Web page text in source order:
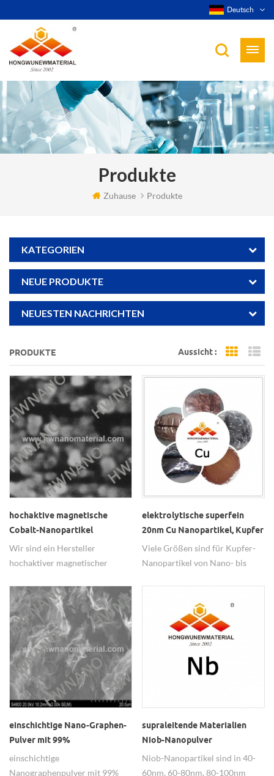
Deutsch
Produkte
Zuhause Produkte
KATEGORIEN
NEUE PRODUKTE
NEUESTEN NACHRICHTEN
PRODUKTE Aussicht : Grid
hochaktive magnetische
Cobalt-Nanopartikel
Wir sind ein Hersteller
hochaktiver magnetischer
elektrolytische superfein
20nm Cu Nanopartikel, Kupfer
Nanopulver in der Chemikalie
Viele Größen sind für Kupfer-
Nanopartikel von Nano- bis
einschichtige Nano-Graphen-
Pulver mit 99%
einschichtige
Nanographenpulver mit 99%
supraleitende Materialien
Niob-Nanopulver
Niob-Nanopartikel sind in 40-
60nm, 60-80nm, 80-100nm